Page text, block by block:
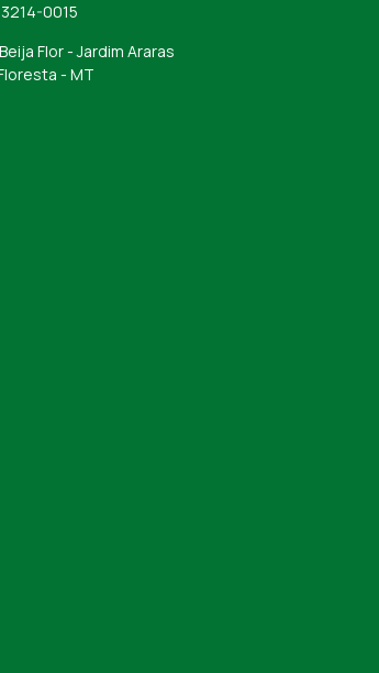
0015
Flor - Jardim Araras
- MT